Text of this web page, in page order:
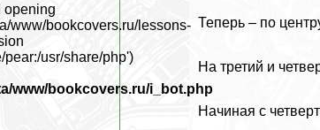
Теперь – по
На третий и
Начиная с
opening
www/bookcovers.ru/lessons-
pear:/usr/share/php')
www/bookcovers.ru/i_bot.php